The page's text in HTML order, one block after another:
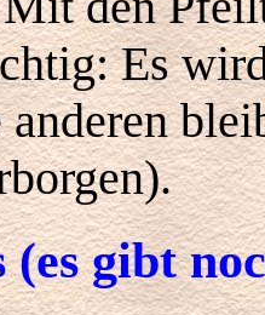
Es
(es gibt